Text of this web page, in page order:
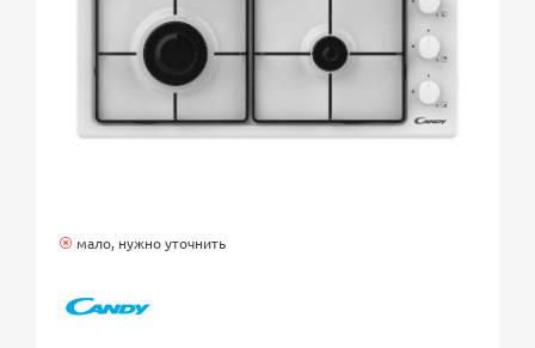
мало, нужно уточнить